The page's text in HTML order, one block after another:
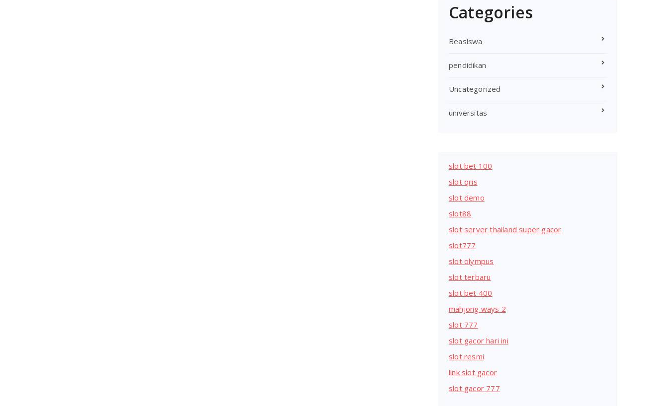
Categories
Beasiswa
pendidikan
Uncategorized
universitas
slot bet 100
slot qris
slot demo
slot88
slot server thailand super gacor
slot777
slot olympus
slot terbaru
slot bet 400
mahjong ways 2
slot 777
slot gacor hari ini
slot resmi
link slot gacor
slot gacor 777